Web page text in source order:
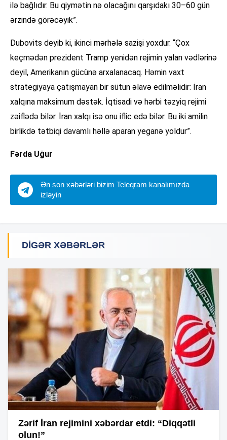
ilə bağlıdır. Bu qiymətin nə olacağını qarşıdakı 30–60 gün
ərzində görəcəyik”.
Dubovits deyib ki, ikinci mərhələ sazişi yoxdur. “Çox
keçmədən prezident Tramp yenidən rejimin yalan vədlərinə
deyil, Amerikanın gücünə arxalanacaq. Həmin vaxt
strategiyaya çatışmayan bir sütun əlavə edilməlidir: İran
xalqına maksimum dəstək. İqtisadi və hərbi təzyiq rejimi
zəiflədə bilər. İran xalqı isə onu iflic edə bilər. Bu iki amilin
birlikdə tətbiqi davamlı həllə aparan yeganə yoldur”.
Fərda Uğur
Ən son xəbərləri bizim Teleqram kanalımızda
izləyin
DIGƏR XƏBƏRLƏR
Zərif İran rejimini xəbərdar etdi: “Diqqətli
olun!”